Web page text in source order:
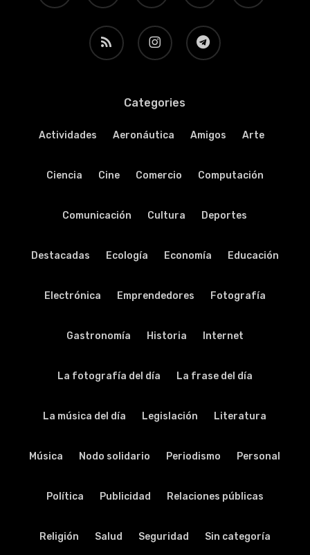
RSS instagram telegram
Categories
Actividades Aeronáutica Amigos Arte
Ciencia Cine Comercio Computación
Comunicación Cultura Deportes
Destacadas Ecología Economía Educación
Electrónica Emprendedores Fotografía
Gastronomía Historia Internet
La fotografía del día La frase del día
La música del día Legislación Literatura
Música Nodo solidario Periodismo Personal
Política Publicidad Relaciones públicas
Religión Salud Seguridad Sin categoría